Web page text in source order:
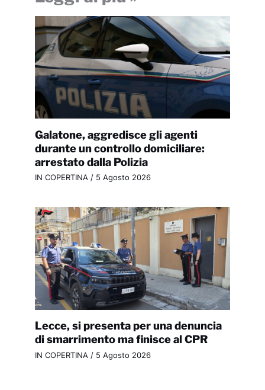
Galatone, aggredisce gli agenti
durante un controllo domiciliare:
arrestato dalla Polizia
IN COPERTINA / 5 Agosto 2026
Lecce, si presenta per una denuncia
di smarrimento ma finisce al CPR
IN COPERTINA / 5 Agosto 2026